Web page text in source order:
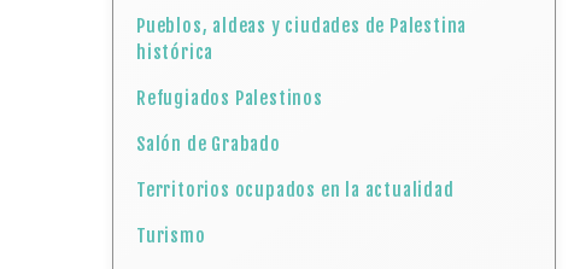
Pueblos, aldeas y ciudades de Palestina
histórica
Refugiados Palestinos
Salón de Grabado
Territorios ocupados en la actualidad
Turismo